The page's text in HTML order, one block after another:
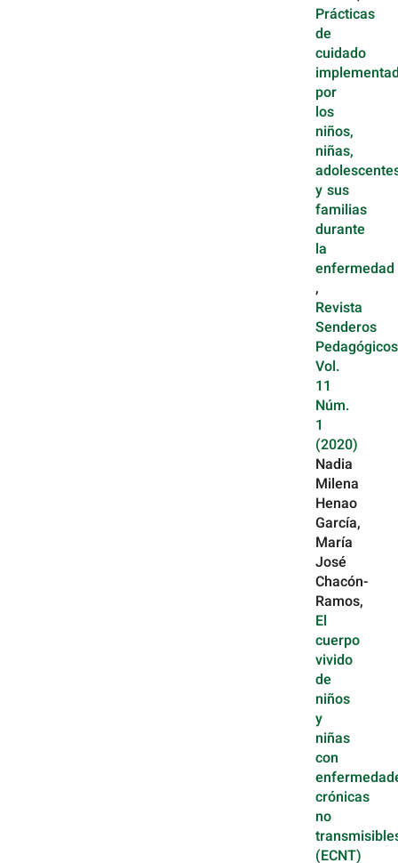
Prácticas
de
cuidado
por
los
niños,
niñas,
y sus
familias
durante
la
enfermedad
,
Revista
Senderos
Vol.
11
Núm.
1
(2020)
Nadia
Milena
Henao
García,
María
José
Chacón-
Ramos,
El
cuerpo
vivido
de
niños
y
niñas
con
crónicas
no
(ECNT)